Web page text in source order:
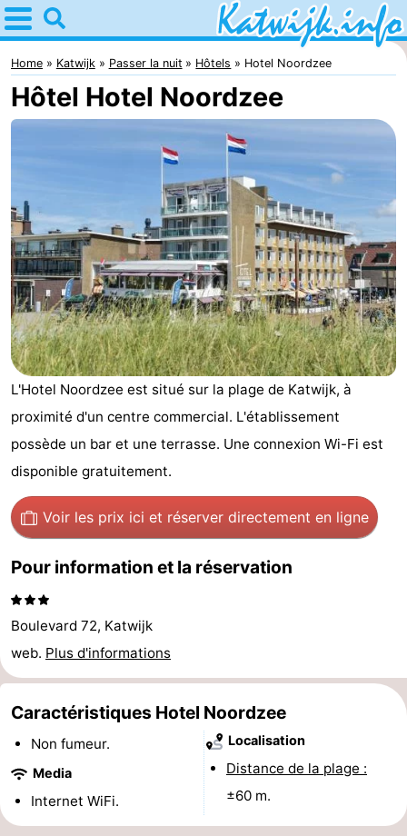
Home
Katwijk
Astuces
enfants
la
nuit
Appartements
Campings
Chaumières
-
De
Noordduinen
-
Duinrell
Hôtels
Last
minutes
Plages
et
faire
Lieux
d'intérêt
-
Musées
-
Monuments
-
de
-
Home Katwijk Passer la nuit Hôtels Hotel Noordzee
Hôtel Hotel Noordzee
L'Hotel Noordzee est situé sur la plage de Katwijk, à
proximité d'un centre commercial. L'établissement
possède un bar et une terrasse. Une connexion Wi-Fi est
disponible gratuitement.
Voir les prix ici et réserver directement en ligne
Pour information et la réservation
Boulevard 72, Katwijk
web. Plus d'informations
Caractéristiques Hotel Noordzee
Non fumeur.
Media
Internet WiFi.
Localisation
Distance de la plage :
±60 m.